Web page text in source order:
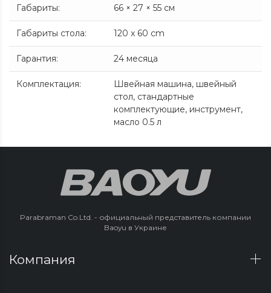
Габариты: 66 × 27 × 55 см
Габариты стола: 120 x 60 cm
Гарантия: 24 месяца
Комплектация:
Швейная машина, швейный
стол, стандартные
комплектующие, инструмент,
масло 0.5 л
Parabraman Co.Ltd. - официальный представитель компании
Baoyu в Украине
Компания